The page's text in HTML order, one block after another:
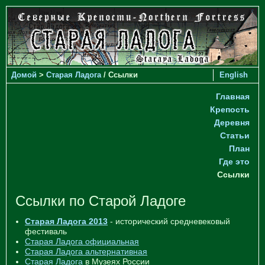
English
Домой > Старая Ладога / Ссылки
Главная
Крепость
Деревня
Статьи
План
Где это
Ссылки
Ссылки по Старой Ладоге
Старая Ладога 2013 - исторический средневековый
фестиваль
Старая Ладога официальная
Старая Ладога альтернативная
Старая Ладога в Музеях России